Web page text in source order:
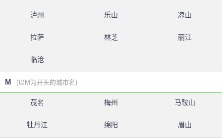
泸州 乐山 凉山
拉萨 林芝 丽江
临沧
M (以M为开头的城市名)
茂名 梅州 马鞍山
牡丹江 绵阳 眉山